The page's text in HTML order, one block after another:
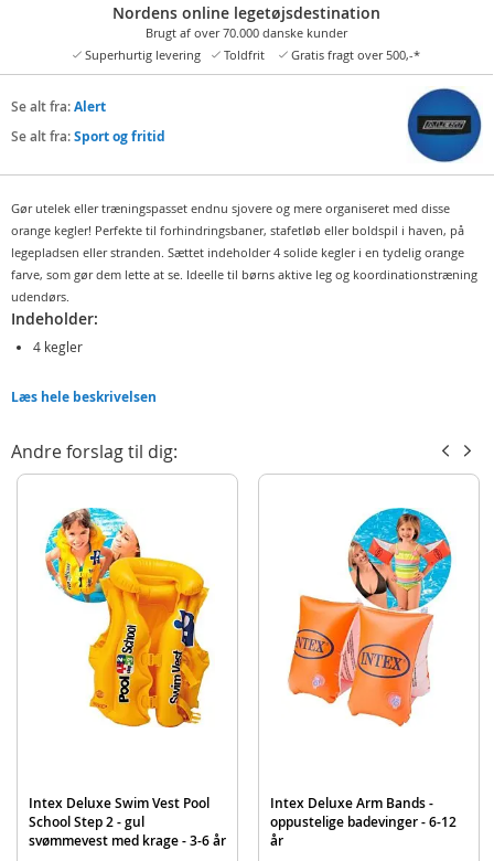
Nordens online legetøjsdestination
Brugt af over 70.000 danske kunder
Superhurtig levering
Toldfrit Gratis fragt over 500,-*
Se alt fra:Alert
Se alt fra:Sport og fritid
Gør utelek eller træningspasset endnu sjovere og mere organiseret med disse
orange kegler! Perfekte til forhindringsbaner, stafetløb eller boldspil i haven, på
legepladsen eller stranden. Sættet indeholder 4 solide kegler i en tydelig orange
farve, som gør dem lette at se. Ideelle til børns aktive leg og koordinationstræning
udendørs.
Indeholder:
4 kegler
Detaljer:
Produktdetaljer
Model
Mærke
Læs hele beskrivelsen
Andre forslag til dig:
Intex Deluxe Swim Vest Pool
School Step 2 - gul
svømmevest med krage - 3-6 år
Intex Deluxe Arm Bands -
oppustelige badevinger - 6-12
år